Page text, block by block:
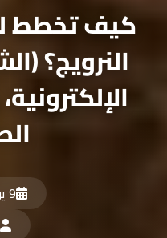
كيف تخطط
النرويج؟
9 يونيو 2026